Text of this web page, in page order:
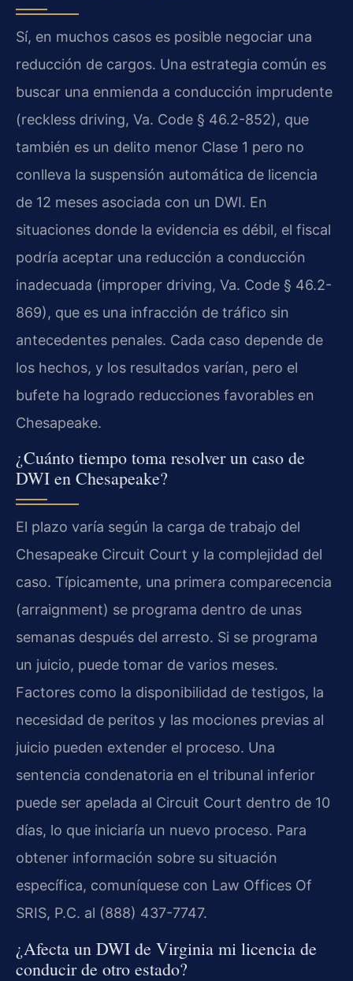
Sí, en muchos casos es posible negociar una
reducción de cargos. Una estrategia común es
buscar una enmienda a conducción imprudente
(reckless driving, Va. Code § 46.2-852), que
también es un delito menor Clase 1 pero no
conlleva la suspensión automática de licencia
de 12 meses asociada con un DWI. En
situaciones donde la evidencia es débil, el fiscal
podría aceptar una reducción a conducción
inadecuada (improper driving, Va. Code § 46.2-
869), que es una infracción de tráfico sin
antecedentes penales. Cada caso depende de
los hechos, y los resultados varían, pero el
bufete ha logrado reducciones favorables en
Chesapeake.
¿Cuánto tiempo toma resolver un caso de
DWI en Chesapeake?
El plazo varía según la carga de trabajo del
Chesapeake Circuit Court y la complejidad del
caso. Típicamente, una primera comparecencia
(arraignment) se programa dentro de unas
semanas después del arresto. Si se programa
un juicio, puede tomar de varios meses.
Factores como la disponibilidad de testigos, la
necesidad de peritos y las mociones previas al
juicio pueden extender el proceso. Una
sentencia condenatoria en el tribunal inferior
puede ser apelada al Circuit Court dentro de 10
días, lo que iniciaría un nuevo proceso. Para
obtener información sobre su situación
específica, comuníquese con Law Offices Of
SRIS, P.C. al (888) 437-7747.
¿Afecta un DWI de Virginia mi licencia de
conducir de otro estado?